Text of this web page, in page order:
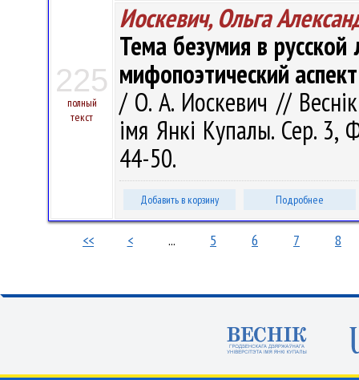
225
полный
текст
Иоскевич, Ольга
Тема безумия в
мифопоэтический аспект
/ О. А. Иоскевич // Веснік
імя Янкі Купалы. Сер. 3,
44-50.
Добавить в корзину Подробнее
<< < ... 5 6 7 8